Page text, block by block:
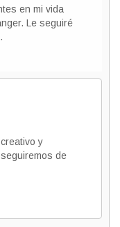
en mi vida
Le seguiré
y
de